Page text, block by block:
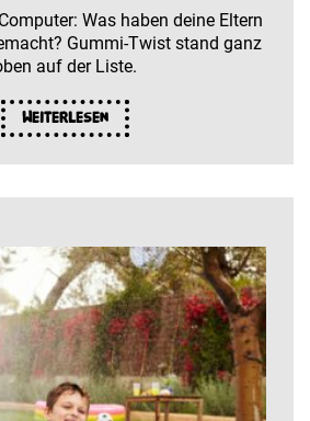
Was haben deine Eltern
Gummi-Twist stand ganz
auf der Liste.
Weiterlesen